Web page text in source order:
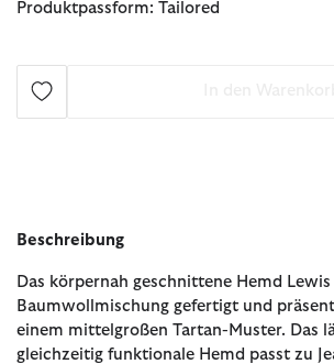
Produktpassform: Tailored
Beschreibung
Das körpernah geschnittene Hemd
Baumwollmischung gefertigt und
einem mittelgroßen Tartan-Muster. Das
gleichzeitig funktionale Hemd passt zu